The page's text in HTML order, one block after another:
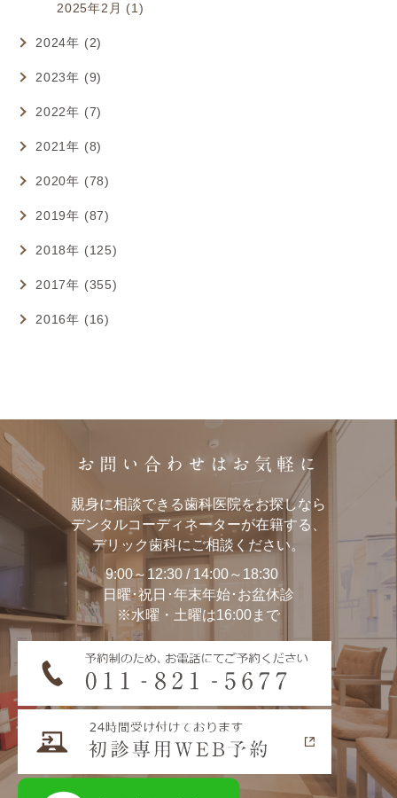
2025年2月 (1)
2024年 (2)
2023年 (9)
2022年 (7)
2021年 (8)
2020年 (78)
2019年 (87)
2018年 (125)
2017年 (355)
2016年 (16)
お問い合わせはお気軽に
親身に相談できる歯科医院をお探しなら
デンタルコーディネーターが在籍する、
デリック歯科にご相談ください。
9:00～12:30 / 14:00～18:30
日曜･祝日･年末年始･お盆休診
※水曜・土曜は16:00まで